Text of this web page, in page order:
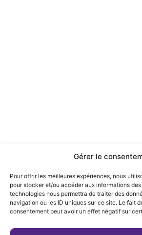
Gérer le
Pour offrir les meilleures expériences, nous
pour stocker et/ou accéder aux informations
technologies nous permettra de traiter des
navigation ou les ID uniques sur ce site. Le fait
consentement peut avoir un effet négatif sur